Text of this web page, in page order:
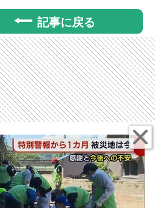
記事に戻る